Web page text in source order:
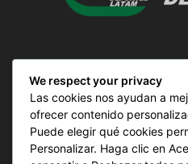
ComunicAr Deportes es un
por el director y Productor
2018, perteneciente a CnAr
deportivas de todo el
We respect your privacy
Las cookies nos ayudan a
ofrecer contenido
Puede elegir qué cookies
Personalizar. Haga clic en